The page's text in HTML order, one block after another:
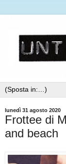
lunedì 31 agosto 2020
Frottee di
and beach